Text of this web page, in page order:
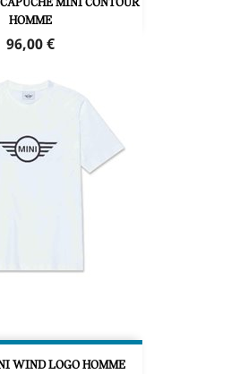
MINI CONTOUR
HOMME
Prix
96,00 €
WIND LOGO HOMME